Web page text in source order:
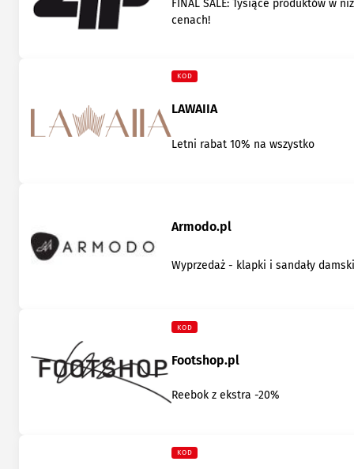
FINAL SALE: Tysiące produktów w
cenach!
KOD
LAWAIIA
Letni rabat 10% na wszystko
Armodo.pl
Wyprzedaż - klapki i sandały
KOD
Footshop.pl
Reebok z ekstra -20%
KOD